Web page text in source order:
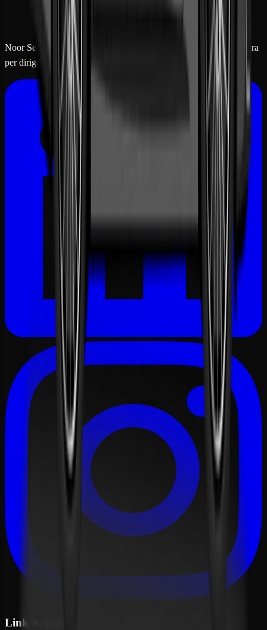
Noor Security offre soluzioni di protezione internazionale su misura
per dirigenti, VIP e viaggiatori internazionali esigenti.
Link Rapidi